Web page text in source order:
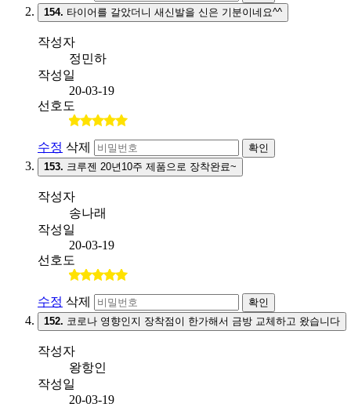
154. 타이어를 갈았더니 새신발을 신은 기분이네요^^
작성자
정민하
작성일
20-03-19
선호도
수정 삭제
확인
153. 크루젠 20년10주 제품으로 장착완료~
작성자
송나래
작성일
20-03-19
선호도
수정 삭제
확인
152. 코로나 영향인지 장착점이 한가해서 금방 교체하고 왔습니다
작성자
왕항인
작성일
20-03-19